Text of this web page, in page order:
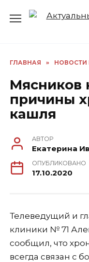
ГЛАВНАЯ » НОВОСТИ
Мясников
причины
кашля
АВТОР
Екатерина
ОПУБЛИКОВАНО
17.10.2020
Телеведущий и
клиники № 71
сообщил, что
всегда связан с